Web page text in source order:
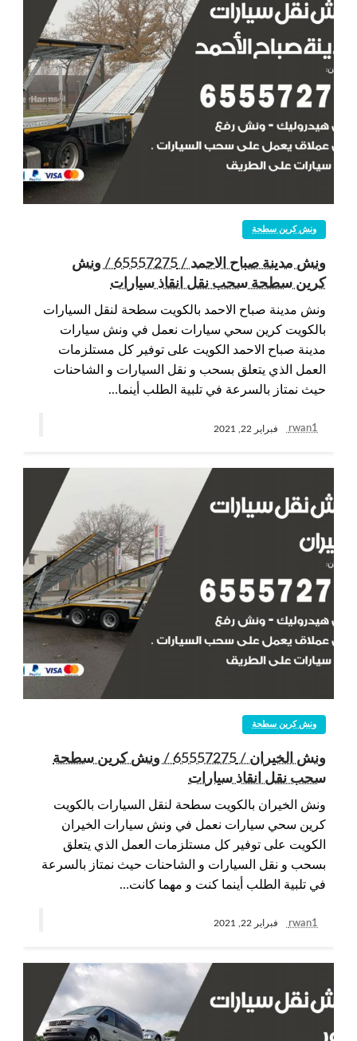
ونش كرين سطحة
ونش مدينة صباح الاحمد / 65557275 / ونش
كرين سطحة سحب نقل انقاذ سيارات
ونش مدينة صباح الاحمد بالكويت سطحة لنقل السيارات
بالكويت كرين سحي سيارات نعمل في ونش سيارات
مدينة صباح الاحمد الكويت على توفير كل مستلزمات
العمل الذي يتعلق بسحب و نقل السيارات و الشاحنات
حيث نمتاز بالسرعة في تلبية الطلب أينما…
rwan1 فبراير 22, 2021
ونش كرين سطحة
ونش الخيران / 65557275 / ونش كرين سطحة
سحب نقل انقاذ سيارات
ونش الخيران بالكويت سطحة لنقل السيارات بالكويت
كرين سحي سيارات نعمل في ونش سيارات الخيران
الكويت على توفير كل مستلزمات العمل الذي يتعلق
بسحب و نقل السيارات و الشاحنات حيث نمتاز بالسرعة
في تلبية الطلب أينما كنت و مهما كانت…
rwan1 فبراير 22, 2021